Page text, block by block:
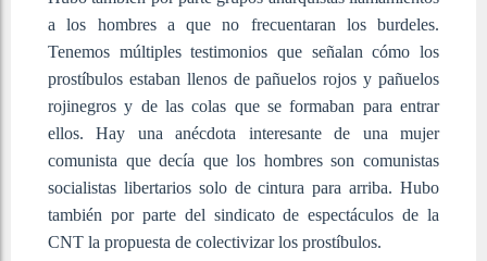
a los hombres a que no frecuentaran los burdeles.
Tenemos múltiples testimonios que señalan cómo los
prostíbulos estaban llenos de pañuelos rojos y pañuelos
rojinegros y de las colas que se formaban para entrar
ellos. Hay una anécdota interesante de una mujer
comunista que decía que los hombres son comunistas
socialistas libertarios solo de cintura para arriba. Hubo
también por parte del sindicato de espectáculos de la
CNT la propuesta de colectivizar los prostíbulos.